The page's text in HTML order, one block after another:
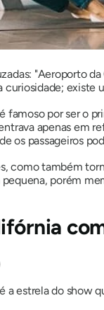
"Aeroporto
curiosidade;
por ser o
apenas em
os passageiros
como também
porém
estrela do show